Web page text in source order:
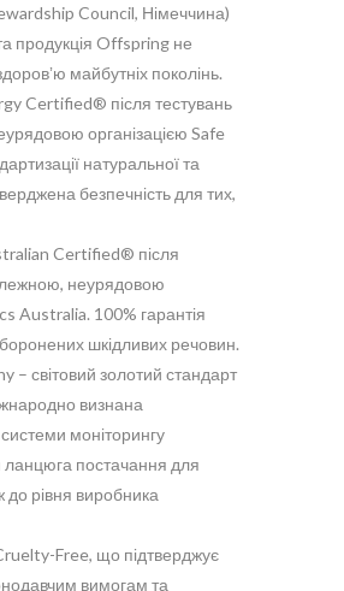
Council, Німеччина)
продукція Offspring не
майбутніх поколінь.
Certified® після тестувань
організацією Safe
натуральної та
безпечність для тих,
Certified® після
неурядовою
Australia. 100% гарантія
шкідливих речовин.
– світовий золотий стандарт
визнана
моніторингу
ланцюга постачання для
до рівня виробника
Free, що підтверджує
вимогам та